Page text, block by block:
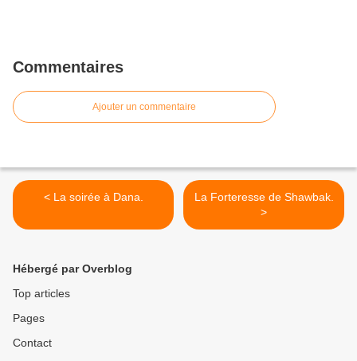
Commentaires
Ajouter un commentaire
< La soirée à Dana.
La Forteresse de Shawbak.
>
Hébergé par Overblog
Top articles
Pages
Contact